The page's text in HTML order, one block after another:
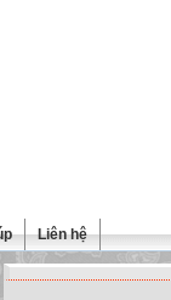
Liên hệ